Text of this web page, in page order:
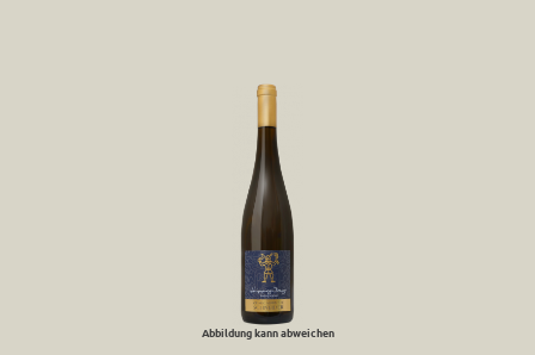
Abbildung kann abweichen